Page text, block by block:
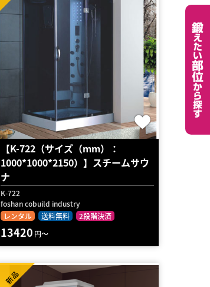
【K-722（サイズ（mm）：
1000*1000*2150）】スチームサウ
ナ
K-722
foshan cobuild industry
レンタル
送料無料 2段階決済
13420 円～
新品